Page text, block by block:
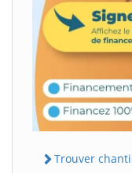
Trouver